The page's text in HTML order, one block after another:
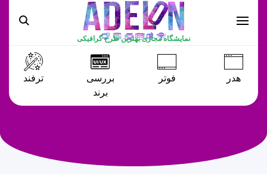
نمایشگاه مجازی بهترین طرح گرافیکی
هدر فوتر
بررسی
برند
ترفند